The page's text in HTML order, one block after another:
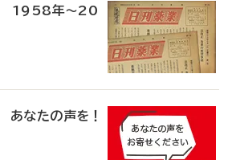
1958年～20
なたの声を！